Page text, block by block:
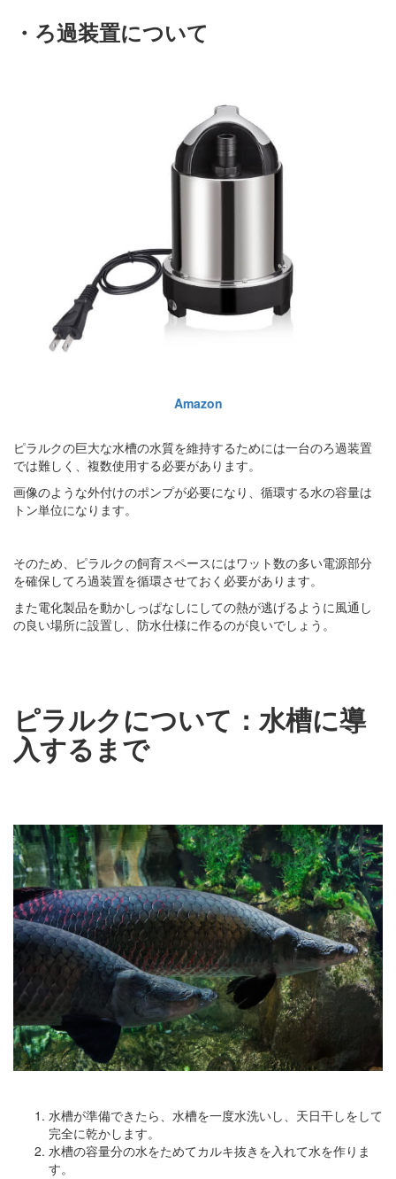
・ろ過装置について
Amazon
ピラルクの巨大な水槽の水質を維持するためには一台のろ過装置
では難しく、複数使用する必要があります。
画像のような外付けのポンプが必要になり、循環する水の容量は
トン単位になります。
そのため、ピラルクの飼育スペースにはワット数の多い電源部分
を確保してろ過装置を循環させておく必要があります。
また電化製品を動かしっぱなしにしての熱が逃げるように風通し
の良い場所に設置し、防水仕様に作るのが良いでしょう。
ピラルクについて：水槽に導
入するまで
水槽が準備できたら、水槽を一度水洗いし、天日干しをして
完全に乾かします。
水槽の容量分の水をためてカルキ抜きを入れて水を作りま
す。